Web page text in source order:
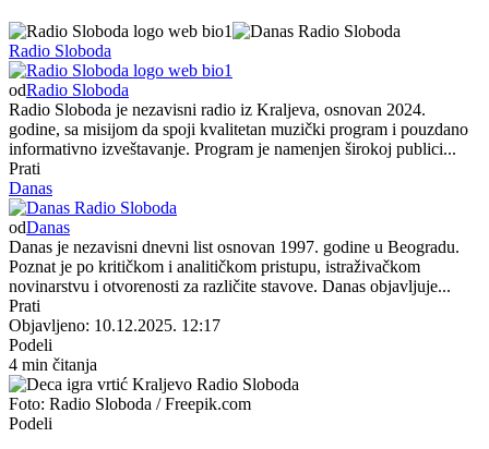
Radio Sloboda
odRadio Sloboda
Radio Sloboda je nezavisni radio iz Kraljeva, osnovan 2024.
godine, sa misijom da spoji kvalitetan muzički program i pouzdano
informativno izveštavanje. Program je namenjen širokoj publici...
Prati
Danas
odDanas
Danas je nezavisni dnevni list osnovan 1997. godine u Beogradu.
Poznat je po kritičkom i analitičkom pristupu, istraživačkom
novinarstvu i otvorenosti za različite stavove. Danas objavljuje...
Prati
Objavljeno: 10.12.2025. 12:17
Podeli
4 min čitanja
Foto: Radio Sloboda / Freepik.com
Podeli